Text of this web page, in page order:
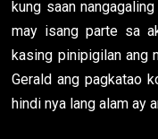
kung saan
may isang parte sa
kasing pinipigilan ang
Gerald ang pagkatao
hindi nya lang alam ay